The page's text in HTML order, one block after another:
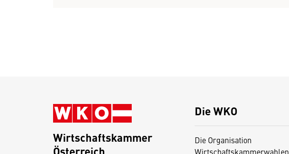
Die WKO
Die Organisation
Wirtschaftskammerwahlen
Wirtschaftskammer
Österreich